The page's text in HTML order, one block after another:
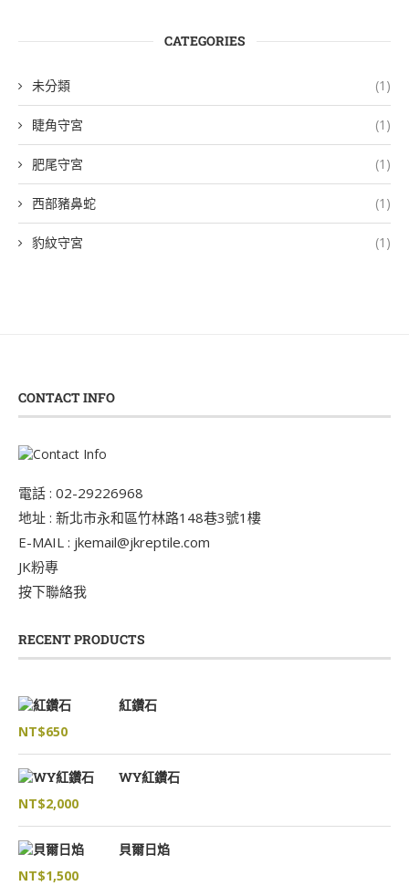
CATEGORIES
未分類 (1)
睫角守宮 (1)
肥尾守宮 (1)
西部豬鼻蛇 (1)
豹紋守宮 (1)
CONTACT INFO
電話 : 02-29226968
地址 : 新北市永和區竹林路148巷3號1樓
E-MAIL : jkemail@jkreptile.com
JK粉專
按下聯絡我
RECENT PRODUCTS
紅鑽石
NT$650
WY紅鑽石
NT$2,000
貝爾日焰
NT$1,500